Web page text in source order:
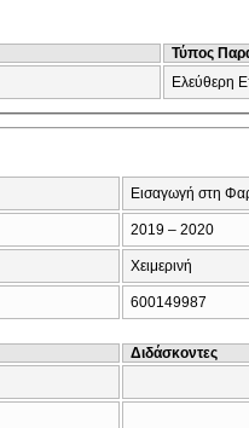
Τύπος
Ελεύθερη
Εισαγωγή στη
2019 – 2020
Χειμερινή
600149987
Διδάσκοντες